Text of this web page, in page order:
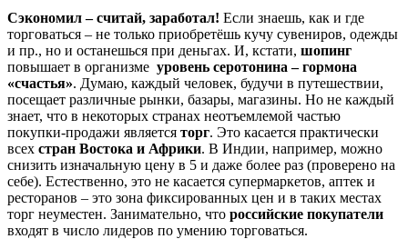
Сэкономил – считай, заработал! Если знаешь, как и где
торговаться – не только приобретёшь кучу сувениров, одежды
и пр., но и останешься при деньгах. И, кстати, шопинг
повышает в организме уровень серотонина – гормона
«счастья». Думаю, каждый человек, будучи в путешествии,
посещает различные рынки, базары, магазины. Но не каждый
знает, что в некоторых странах неотъемлемой частью
покупки-продажи является торг. Это касается практически
всех стран Востока и Африки. В Индии, например, можно
снизить изначальную цену в 5 и даже более раз (проверено на
себе). Естественно, это не касается супермаркетов, аптек и
ресторанов – это зона фиксированных цен и в таких местах
торг неуместен. Занимательно, что российские покупатели
входят в число лидеров по умению торговаться.